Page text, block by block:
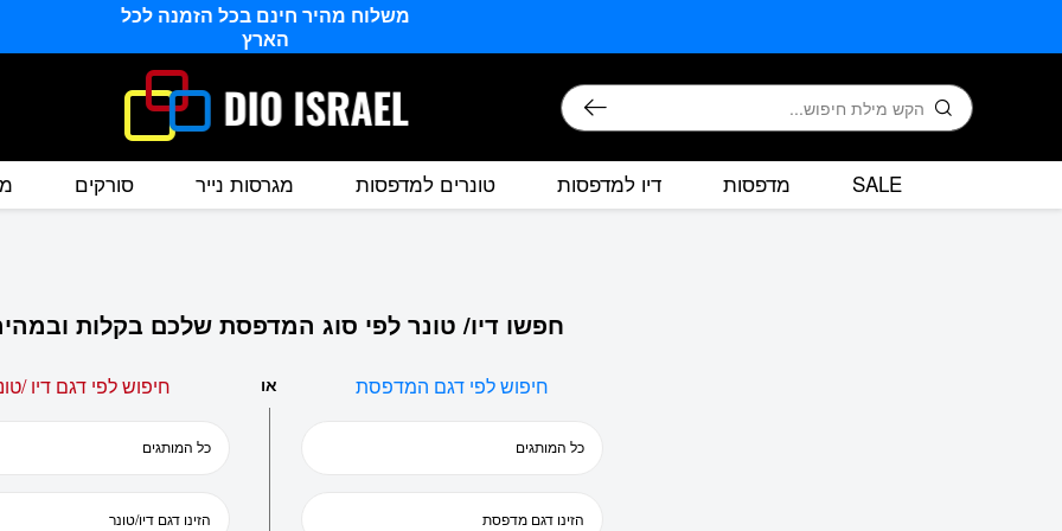
משלוח מהיר חינם בכל הזמנה לכל
הארץ
חיפוש
SALE מדפסות דיו למדפסות טונרים למדפסות מגרסות נייר סורקים
חפשו דיו/ טונר לפי סוג המדפסת שלכם בקלות
חיפוש לפי דגם המדפסת או חיפוש לפי דגם דיו /